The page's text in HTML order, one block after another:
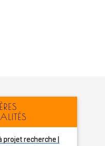
projet recherche |